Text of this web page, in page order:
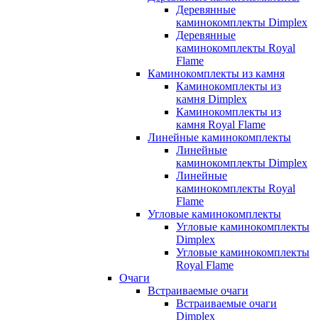
Деревянные
каминокомплекты Dimplex
Деревянные
каминокомплекты Royal
Flame
Каминокомплекты из камня
Каминокомплекты из
камня Dimplex
Каминокомплекты из
камня Royal Flame
Линейные каминокомплекты
Линейные
каминокомплекты Dimplex
Линейные
каминокомплекты Royal
Flame
Угловые каминокомплекты
Угловые каминокомплекты
Dimplex
Угловые каминокомплекты
Royal Flame
Очаги
Встраиваемые очаги
Встраиваемые очаги
Dimplex